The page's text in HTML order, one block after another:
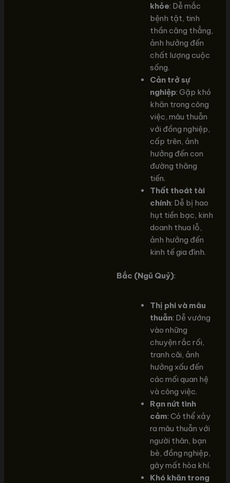
khỏe: Dễ mắc
bệnh tật, tinh
thần căng thẳng,
ảnh hưởng đến
chất lượng cuộc
sống.
Cản trở sự
nghiệp: Gặp khó
khăn trong công
việc, mâu thuẫn
với đồng nghiệp,
cấp trên, ảnh
hưởng đến con
đường thăng
tiến.
Thất thoát tài
chính: Dễ bị hao
hụt tiền bạc, kinh
doanh thua lỗ,
ảnh hưởng đến
kinh tế gia đình.
Bắc (Ngũ Quỷ):
Thị phi và mâu
thuẫn: Dễ vướng
vào những
chuyện rắc rối,
tranh cãi, ảnh
hưởng xấu đến
các mối quan hệ
và công việc.
Rạn nứt tình
cảm: Có thể xảy
ra mâu thuẫn với
người thân, bạn
bè, đồng nghiệp,
gây mất hòa khí.
Khó khăn trong